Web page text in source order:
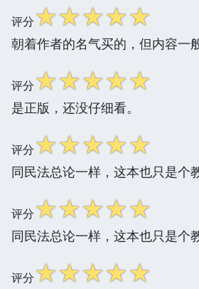
评分☆☆☆☆☆
朝着作者的名气买的，但内容一般
评分☆☆☆☆☆
是正版，还没仔细看。
评分☆☆☆☆☆
同民法总论一样，这本也只是个
评分☆☆☆☆☆
同民法总论一样，这本也只是个
评分☆☆☆☆☆